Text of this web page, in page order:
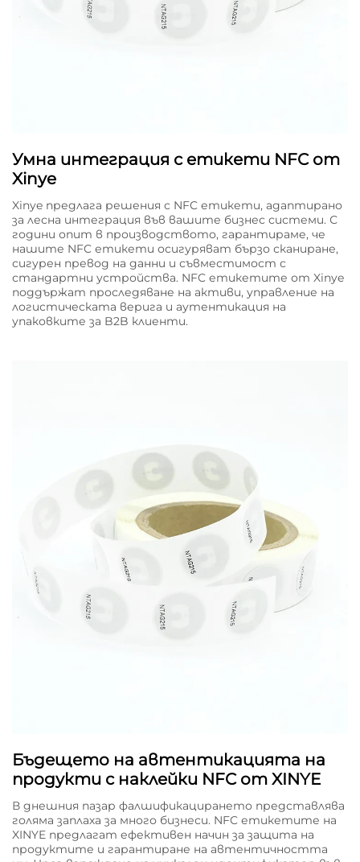
Умна интеграция с етикети NFC от
Xinye
Xinye предлага решения с NFC етикети, адаптирано
за лесна интеграция във вашите бизнес системи. С
години опит в производството, гарантираме, че
нашите NFC етикети осигуряват бързо сканиране,
сигурен превод на данни и съвместимост с
стандартни устройства. NFC етикетите от Xinye
поддържат проследяване на активи, управление на
логистическата верига и аутентикация на
упаковките за B2B клиенти.
Бъдещето на автентикацията на
продукти с наклейки NFC от XINYE
В днешния пазар фалшификацирането представлява
голяма заплаха за много бизнеси. NFC етикетите на
XINYE предлагат ефективен начин за защита на
продуктите и гарантиране на автентичността